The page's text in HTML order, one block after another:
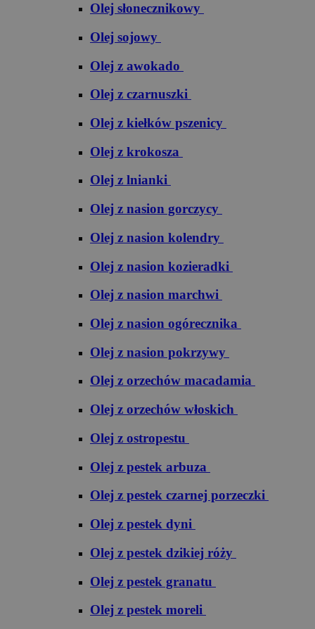
Olej słonecznikowy
Olej sojowy
Olej z awokado
Olej z czarnuszki
Olej z kiełków pszenicy
Olej z krokosza
Olej z lnianki
Olej z nasion gorczycy
Olej z nasion kolendry
Olej z nasion kozieradki
Olej z nasion marchwi
Olej z nasion ogórecznika
Olej z nasion pokrzywy
Olej z orzechów macadamia
Olej z orzechów włoskich
Olej z ostropestu
Olej z pestek arbuza
Olej z pestek czarnej porzeczki
Olej z pestek dyni
Olej z pestek dzikiej róży
Olej z pestek granatu
Olej z pestek moreli